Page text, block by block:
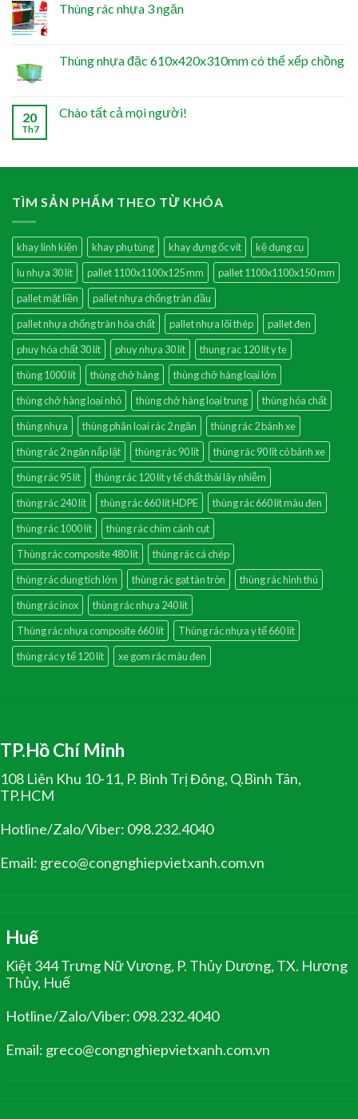
Thùng rác nhựa 3 ngăn
Thùng nhựa đặc 610x420x310mm có thể xếp chồng
20
Th7
Chào tất cả mọi người!
TÌM SẢN PHẨM THEO TỪ KHÓA
khay linh kiện khay phụ tùng khay đựng ốc vít
kệ dụng cụ
lu nhựa 30 lít
pallet 1100x1100x125 mm
pallet 1100x1100x150 mm
pallet mặt liền
pallet nhựa chống tràn dầu
pallet nhựa chống tràn hóa chất
pallet nhựa lõi thép
pallet đen
phuy hóa chất 30 lít
phuy nhựa 30 lít
thung rac 120 lit y te
thùng 1000 lít
thùng chở hàng
thùng chở hàng loại lớn
thùng chở hàng loại nhỏ
thùng chở hàng loại trung
thùng hóa chất
thùng nhựa
thùng phân loai rác 2 ngăn
thùng rác 2 bánh xe
thùng rác 2 ngăn nắp lật
thùng rác 90 lít
thùng rác 90 lít có bánh xe
thùng rác 95 lít
thùng rác 120 lít y tế chất thải lây nhiễm
thùng rác 240 lít
thùng rác 660 lít HDPE
thùng rác 660 lít màu đen
thùng rác 1000 lít
thùng rác chim cánh cụt
Thùng rác composite 480 lít
thùng rác cá chép
thùng rác dung tích lớn
thùng rác gạt tàn tròn
thùng rác hình thú
thùng rác inox
thùng rác nhựa 240 lít
Thùng rác nhựa composite 660 lít
Thùng rác nhựa y tế 660 lít
thùng rác y tế 120 lít
xe gom rác màu đen
TP.Hồ Chí Minh
108 Liên Khu 10-11, P. Bình Trị Đông, Q.Bình Tân,
TP.HCM
Hotline/Zalo/Viber: 098.232.4040
Email: greco@congnghiepvietxanh.com.vn
Huế
Kiệt 344 Trưng Nữ Vương, P. Thủy Dương, TX. Hương
Thủy, Huế
Hotline/Zalo/Viber: 098.232.4040
Email: greco@congnghiepvietxanh.com.vn